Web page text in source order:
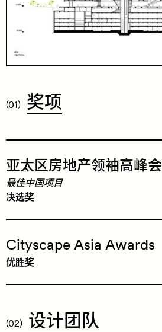
(01) ​奖项
​亚太区房地产领袖高峰会
最佳中国项目
决选奖
Cityscape Asia Awards
优胜奖
(02) ​设计团 队